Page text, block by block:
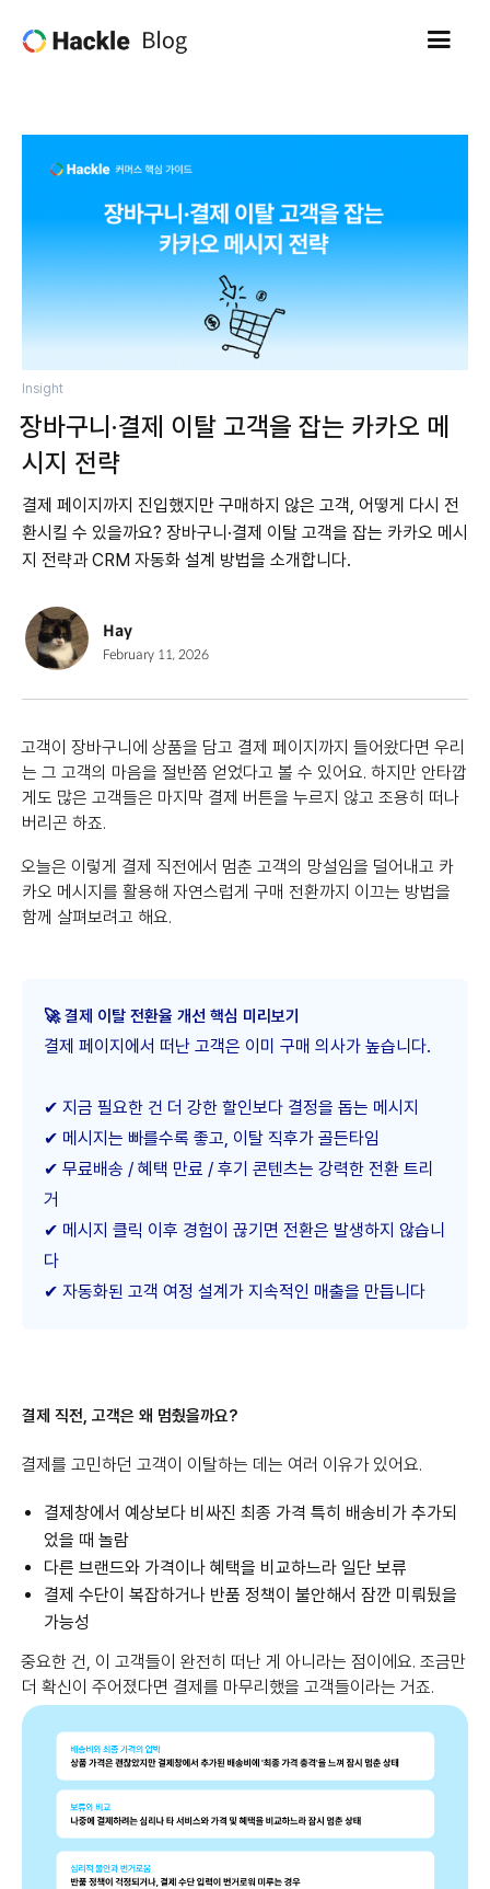
Insight
장바구니·결제 이탈 고객을 잡는 카카오 메
시지 전략
결제 페이지까지 진입했지만 구매하지 않은 고객, 어떻게 다시 전
환시킬 수 있을까요? 장바구니·결제 이탈 고객을 잡는 카카오 메시
지 전략과 CRM 자동화 설계 방법을 소개합니다.
Hay
February 11, 2026
고객이 장바구니에 상품을 담고 결제 페이지까지 들어왔다면 우리
는 그 고객의 마음을 절반쯤 얻었다고 볼 수 있어요. 하지만 안타깝
게도 많은 고객들은 마지막 결제 버튼을 누르지 않고 조용히 떠나
버리곤 하죠.
오늘은 이렇게 결제 직전에서 멈춘 고객의 망설임을 덜어내고 카
카오 메시지를 활용해 자연스럽게 구매 전환까지 이끄는 방법을
함께 살펴보려고 해요.
🚀 결제 이탈 전환율 개선 핵심 미리보기
결제 페이지에서 떠난 고객은 이미 구매 의사가 높습니다.
✔ 지금 필요한 건 더 강한 할인보다 결정을 돕는 메시지
✔ 메시지는 빠를수록 좋고, 이탈 직후가 골든타임
✔ 무료배송 / 혜택 만료 / 후기 콘텐츠는 강력한 전환 트리
거
✔ 메시지 클릭 이후 경험이 끊기면 전환은 발생하지 않습니
다
✔ 자동화된 고객 여정 설계가 지속적인 매출을 만듭니다
결제 직전, 고객은 왜 멈췄을까요?
결제를 고민하던 고객이 이탈하는 데는 여러 이유가 있어요.
결제창에서 예상보다 비싸진 최종 가격 특히 배송비가 추가되
었을 때 놀람
다른 브랜드와 가격이나 혜택을 비교하느라 일단 보류
결제 수단이 복잡하거나 반품 정책이 불안해서 잠깐 미뤄뒀을
가능성
중요한 건, 이 고객들이 완전히 떠난 게 아니라는 점이에요. 조금만
더 확신이 주어졌다면 결제를 마무리했을 고객들이라는 거죠.